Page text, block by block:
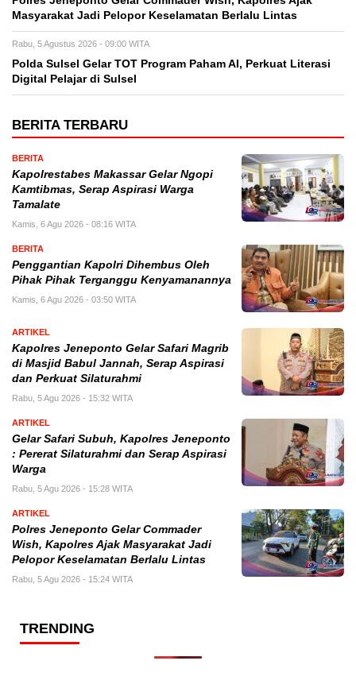
Masyarakat Jadi Pelopor Keselamatan Berlalu Lintas
Rabu, 5 Agustus 2026 - 09:00 WITA
Polda Sulsel Gelar TOT Program Paham AI, Perkuat Literasi
Digital Pelajar di Sulsel
BERITA TERBARU
BERITA
Kapolrestabes Makassar Gelar Ngopi
Kamtibmas, Serap Aspirasi Warga
Tamalate
Kamis, 6 Agu 2026 - 08:16 WITA
BERITA
Penggantian Kapolri Dihembus Oleh
Pihak Pihak Terganggu Kenyamanannya
Kamis, 6 Agu 2026 - 03:50 WITA
ARTIKEL
Kapolres Jeneponto Gelar Safari Magrib
di Masjid Babul Jannah, Serap Aspirasi
dan Perkuat Silaturahmi
Rabu, 5 Agu 2026 - 15:32 WITA
ARTIKEL
Gelar Safari Subuh, Kapolres Jeneponto
: Pererat Silaturahmi dan Serap Aspirasi
Warga
Rabu, 5 Agu 2026 - 15:28 WITA
ARTIKEL
Polres Jeneponto Gelar Commader
Wish, Kapolres Ajak Masyarakat Jadi
Pelopor Keselamatan Berlalu Lintas
Rabu, 5 Agu 2026 - 15:24 WITA
TRENDING